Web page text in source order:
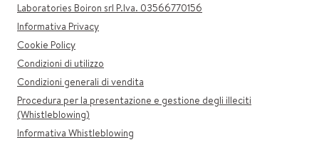
Laboratories Boiron srl P.Iva. 03566770156
Informativa Privacy
Cookie Policy
Condizioni di utilizzo
Condizioni generali di vendita
Procedura per la presentazione e gestione degli illeciti
(Whistleblowing)
Informativa Whistleblowing